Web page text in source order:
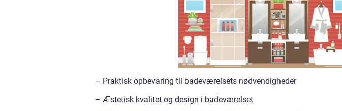
– Praktisk opbevaring til badeværelsets nødvendigheder
– Æstetisk kvalitet og design i badeværelset